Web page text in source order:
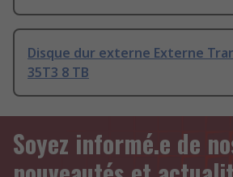
Disque dur externe Externe
35T3 8 TB
Soyez informé.e de